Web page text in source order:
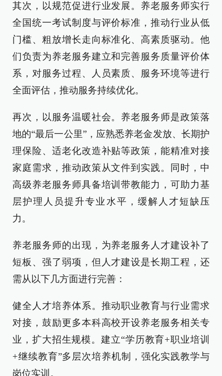
其次，以规范促进行业发展。养老服务师实行
全国统一考试制度与评价标准，推动行业从低
门槛、粗放增长走向标准化、高素质驱动。他
们负责为养老服务建立和完善服务质量评价体
系，对服务过程、人员素质、服务环境等进行
全面评估，推动服务持续优化。
再次，以服务温暖社会。养老服务师是政策落
地的“最后一公里”，应熟悉养老金发放、长期护
理保险、适老化改造补贴等政策，能精准对接
家庭需求，推动政策从文件到实践。同时，中
高级养老服务师具备培训带教能力，可助力基
层护理人员提升专业水平，缓解人才短缺压
力。
养老服务师的出现，为养老服务人才建设补了
短板、强了弱项，但人才建设是长期工程，还
需从以下几方面进行完善：
健全人才培养体系。推动职业教育与行业需求
对接，鼓励更多本科高校开设养老服务相关专
业，扩大招生规模。建立“学历教育+职业培训
+继续教育”多层次培养机制，强化实践教学与
岗位实训。